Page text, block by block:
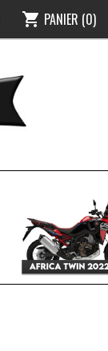
shopping_cart PANIER (0)